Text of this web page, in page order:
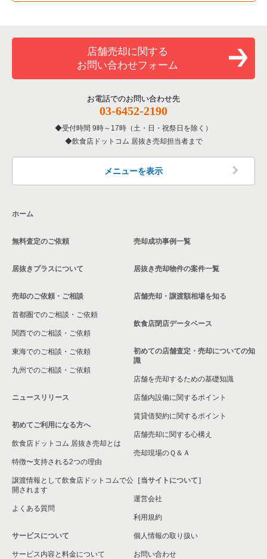
洋食の居抜き売却物件の案件一覧
その他の居抜き売却物件の案件一覧
名古屋市天白区の飲食店の居抜き売却物件の案件一覧
名古屋市南区の飲食店の居抜き売却物件の案件一覧
西春日井郡の飲食店の居抜き売却物件の案件一覧
名古屋市緑区の飲食店の居抜き売却物件の案件一覧
あま市の飲食店の居抜き売却物件の案件一覧
名古屋市港区の飲食店の居抜き売却物件の案件一覧
安城市の飲食店の居抜き売却物件の案件一覧
豊橋市の飲食店の居抜き売却物件の案件一覧
稲沢市の飲食店の居抜き売却物件の案件一覧
小牧市の飲食店の居抜き売却物件の案件一覧
名古屋市熱田区の飲食店の居抜き売却物件の案件一覧
豊田市の飲食店の居抜き売却物件の案件一覧
瀬戸市の飲食店の居抜き売却物件の案件一覧
名古屋市守山区の飲食店の居抜き売却物件の案件一覧
江南市の飲食店の居抜き売却物件の案件一覧
海部郡の飲食店の居抜き売却物件の案件一覧
愛知県のバーの居抜き売却物件の案件一覧
愛知県の居酒屋・ダイニングバーの居抜き売却物件の案件一覧
愛知県の専門料理の居抜き売却物件の案件一覧
愛知県の和食の居抜き売却物件の案件一覧
愛知県の洋食の居抜き売却物件の案件一覧
店舗売却に関する
お問い合わせフォーム
お電話でのお問い合わせ先
03-6452-2190
受付時間 9時～17時（土・日・祝祭日を除く）
飲食店ドットコム 居抜き売却担当者まで
メニューを表示
ホーム
無料査定のご依頼
居抜きプラスについて
売却のご依頼・ご相談
首都圏でのご相談・ご依頼
関西でのご相談・ご依頼
東海でのご相談・ご依頼
九州でのご相談・ご依頼
ニュースリリース
初めてご利用になる方へ
飲食店ドットコム 居抜き売却とは
特徴〜支持される2つの理由
譲渡情報として飲食店ドットコムで公
開されます
よくある質問
サービスについて
サービス内容と料金について
売却成功事例一覧
居抜き売却物件の案件一覧
店舗売却・譲渡額相場を知る
飲食店閉店データベース
初めての店舗査定・売却についての知
識
店舗を売却するための基礎知識
店舗内設備に関するポイント
賃貸借契約に関するポイント
店舗売却に関する心構え
売却現場のＱ＆Ａ
［当サイトについて］
運営会社
利用規約
個人情報の取り扱い
お問い合わせ